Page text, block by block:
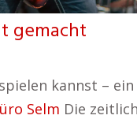
gemacht
kannst –
Selm Die